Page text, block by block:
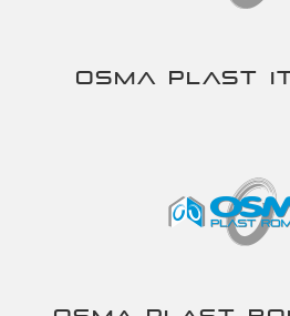
Osma Plast